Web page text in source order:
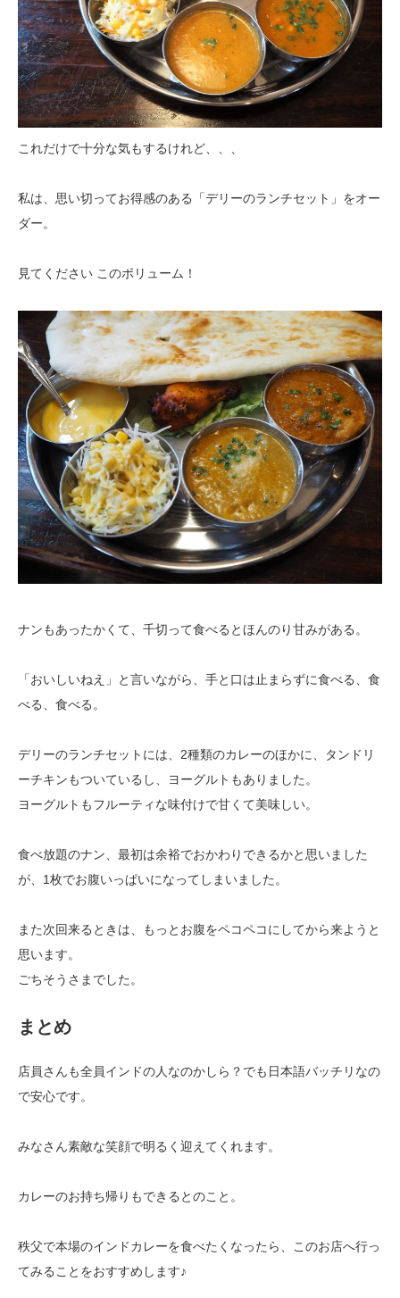
これだけで十分な気もするけれど、、、
私は、思い切ってお得感のある「デリーのランチセット」をオー
ダー。
見てください このボリューム！
ナンもあったかくて、千切って食べるとほんのり甘みがある。
「おいしいねえ」と言いながら、手と口は止まらずに食べる、食
べる、食べる。
デリーのランチセットには、2種類のカレーのほかに、タンドリ
ーチキンもついているし、ヨーグルトもありました。
ヨーグルトもフルーティな味付けで甘くて美味しい。
食べ放題のナン、最初は余裕でおかわりできるかと思いました
が、 1枚でお腹いっぱいになってしまいました。
また次回来るときは、もっとお腹をペコペコにしてから来ようと
思います。
ごちそうさまでした。
まとめ
店員さんも全員インドの人なのかしら？でも日本語バッチリなの
で安心です。
みなさん素敵な笑顔で明るく迎えてくれます。
カレーのお持ち帰りもできるとのこと。
秩父で本場のインドカレーを食べたくなったら、このお店へ行っ
てみることをおすすめします♪